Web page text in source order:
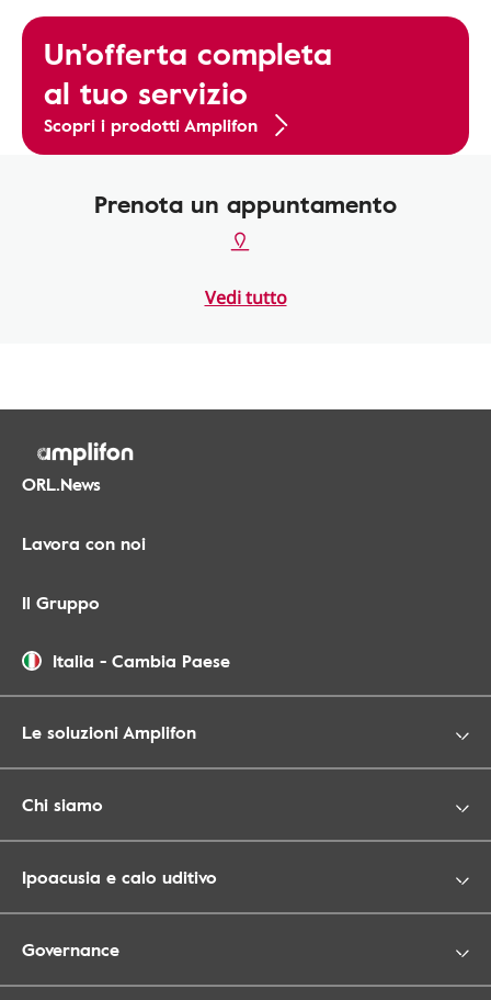
Un'offerta completa
al tuo servizio
Scopri i prodotti Amplifon
Prenota un appuntamento
Vedi tutto
ORL.News
Lavora con noi
Il Gruppo
Italia - Cambia Paese
Le soluzioni Amplifon
Chi siamo
Ipoacusia e calo uditivo
Governance